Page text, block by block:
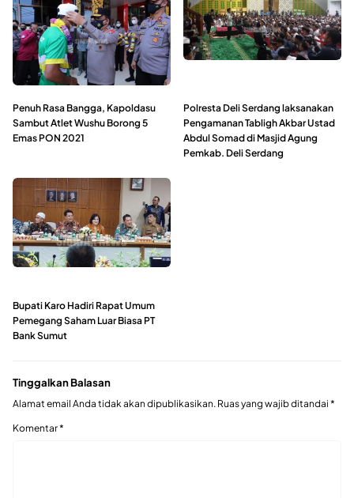
Penuh Rasa Bangga, Kapoldasu
Sambut Atlet Wushu Borong 5
Emas PON 2021
Polresta Deli Serdang laksanakan
Pengamanan Tabligh Akbar Ustad
Abdul Somad di Masjid Agung
Pemkab. Deli Serdang
Bupati Karo Hadiri Rapat Umum
Pemegang Saham Luar Biasa PT
Bank Sumut
Tinggalkan Balasan
Alamat email Anda tidak akan dipublikasikan. Ruas yang wajib ditandai *
Komentar*